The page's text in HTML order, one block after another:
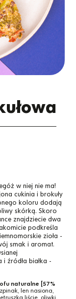
w niej nie ma!
cukinia i brokuły
koloru dodają
skórką. Skoro
znajdziecie dwa
podkreśla
zioła -
smak i aromat.
i źródła białka -
naturalne [57%
len nasiona,
liście, oliwki,